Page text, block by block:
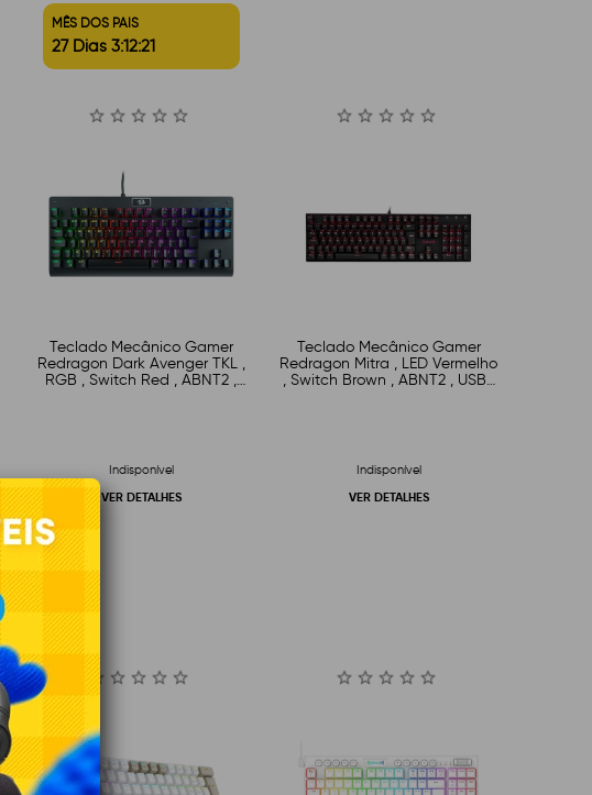
MÊS DOS PAIS
27 Dias 3:12:20
Teclado Mecânico Gamer
Redragon Dark Avenger TKL ,
RGB , Switch Red , ABNT2 ,
Indisponível
VER DETALHES
Teclado Mecânico Gamer
Redragon Mitra , LED Vermelho
, Switch Brown , ABNT2 , USB ,
Indisponível
VER DETALHES